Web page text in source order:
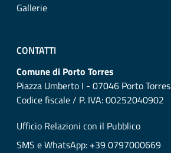
Gallerie
CONTATTI
Comune di Porto Torres
Piazza Umberto I - 07046 Porto Torres
Codice fiscale / P. IVA: 00252040902
Ufficio Relazioni con il Pubblico
SMS e WhatsApp: +39 0797000669